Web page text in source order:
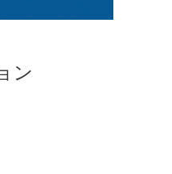
ン